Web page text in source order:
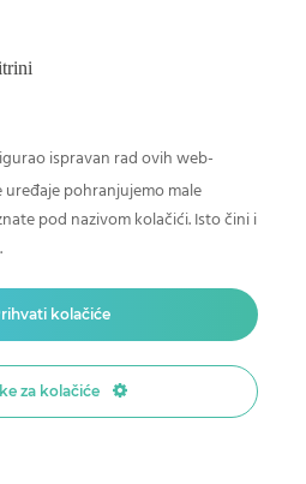
vina
sami da rešite
ispravan rad ovih web-
pohranjujemo male
pod nazivom kolačići. Isto čini i
kolačiće
za kolačiće